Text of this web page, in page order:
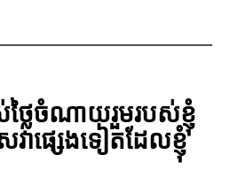
ស់ថ្លៃចំណាយរួមរបស់ខ្ញុំ
ាផ្សេងទៀតដែលខ្ញុំ